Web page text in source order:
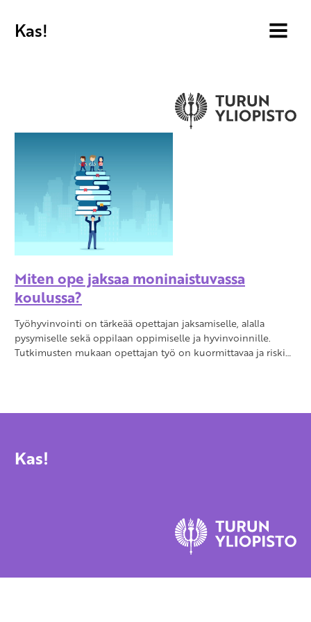
Kas! MENU
Miten ope jaksaa moninaistuvassa
koulussa?
Työhyvinvointi on tärkeää opettajan jaksamiselle, alalla
pysymiselle sekä oppilaan oppimiselle ja hyvinvoinnille.
Tutkimusten mukaan opettajan työ on kuormittavaa ja riski…
Kas!